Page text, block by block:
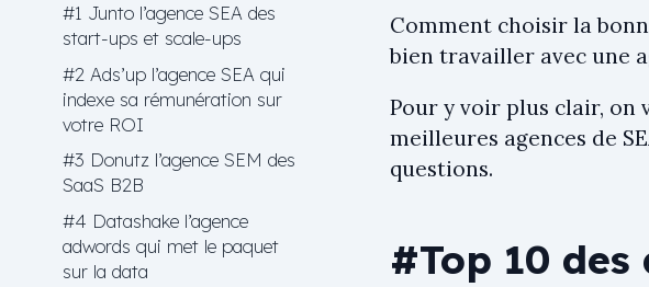
#1 Junto l’agence SEA des
start-ups et scale-ups
#2 Ads’up l’agence SEA qui
indexe sa rémunération sur
votre ROI
#3 Donutz l’agence SEM des
SaaS B2B
#4 Datashake l’agence
adwords qui met le paquet
sur la data
Comment choisir la
bien travailler avec une
Pour y voir plus clair, on
meilleures agences de
questions.
#Top 10 des